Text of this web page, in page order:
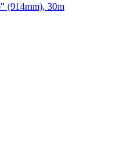
(914mm), 30m